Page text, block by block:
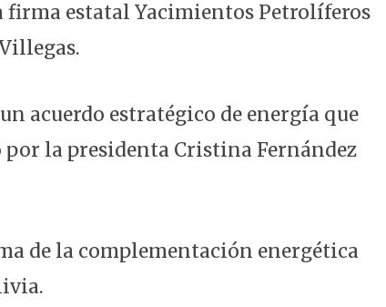
firma estatal Yacimientos Petrolíferos
acuerdo estratégico de energía que
la presidenta Cristina Fernández
de la complementación energética